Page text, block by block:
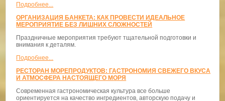
Подробнее...
ОРГАНИЗАЦИЯ БАНКЕТА: КАК ПРОВЕСТИ ИДЕАЛЬНОЕ
МЕРОПРИЯТИЕ БЕЗ ЛИШНИХ СЛОЖНОСТЕЙ
Праздничные мероприятия требуют тщательной подготовки и
внимания к деталям.
Подробнее...
РЕСТОРАН МОРЕПРОДУКТОВ: ГАСТРОНОМИЯ СВЕЖЕГО ВКУСА
И АТМОСФЕРА НАСТОЯЩЕГО МОРЯ
Современная гастрономическая культура все больше
ориентируется на качество ингредиентов, авторскую подачу и